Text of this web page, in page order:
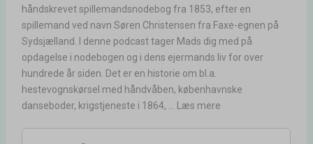
håndskrevet spillemandsnodebog fra 1853, efter en
spillemand ved navn Søren Christensen fra Faxe-egnen på
Sydsjælland. I denne podcast tager Mads dig med på
opdagelse i nodebogen og i dens ejermands liv for over
hundrede år siden. Det er en historie om bl.a.
hestevognskørsel med håndvåben, københavnske
danseboder, krigstjeneste i 1864, ... Læs mere